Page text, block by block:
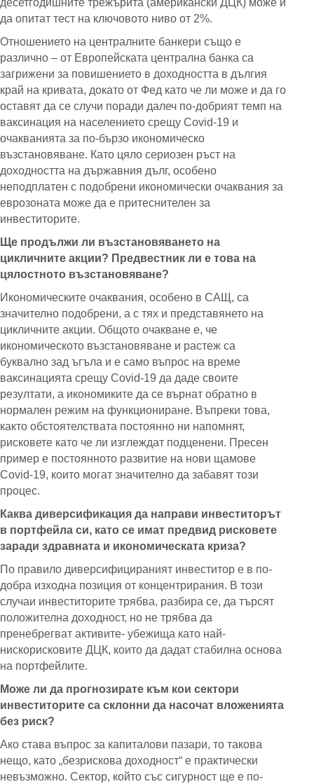
десетгодишните трежърита (американски ДЦК) може и
да опитат тест на ключовото ниво от 2%.
Отношението на централните банкери също е
различно – от Европейската централна банка са
загрижени за повишението в доходността в дългия
край на кривата, докато от Фед като че ли може и да го
оставят да се случи поради далеч по-добрият темп на
ваксинация на населението срещу Сovid-19 и
очакванията за по-бързо икономическо
възстановяване. Като цяло сериозен ръст на
доходността на държавния дълг, особено
неподплатен с подобрени икономически очаквания за
еврозоната може да е притеснителен за
инвеститорите.
Ще продължи ли възстановяването на
цикличните акции? Предвестник ли е това на
цялостното възстановяване?
Икономическите очаквания, особено в САЩ, са
значително подобрени, а с тях и представянето на
цикличните акции. Общото очакване е, че
икономическото възстановяване и растеж са
буквално зад ъгъла и е само въпрос на време
ваксинацията срещу Сovid-19 да даде своите
резултати, а икономиките да се върнат обратно в
нормален режим на функциониране. Въпреки това,
както обстоятелствата постоянно ни напомнят,
рисковете като че ли изглеждат подценени. Пресен
пример е постоянното развитие на нови щамове
Covid-19, които могат значително да забавят този
процес.
Каква диверсификация да направи инвеститорът
в портфейла си, като се имат предвид рисковете
заради здравната и икономическата криза?
По правило диверсифицираният инвеститор е в по-
добра изходна позиция от концентрирания. В този
случаи инвеститорите трябва, разбира се, да търсят
положителна доходност, но не трябва да
пренебрегват активите- убежища като най-
нискорисковите ДЦК, които да дадат стабилна основа
на портфейлите.
Може ли да прогнозирате към кои сектори
инвеститорите са склонни да насочат вложенията
без риск?
Ако става въпрос за капиталови пазари, то такова
нещо, като „безрискова доходност“ е практически
невъзможно. Сектор, който със сигурност ще е по-